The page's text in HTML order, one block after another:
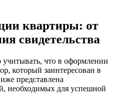
квартиры: от
свидетельства
что в оформлении
который заинтересован в
представлена
необходимых для успешной